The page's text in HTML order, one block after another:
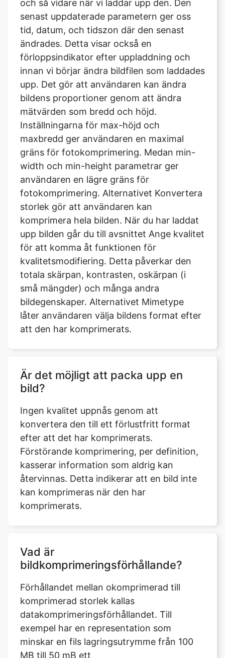
ändrades. Detta visar också en
förloppsindikator efter uppladdning och
innan vi börjar ändra bildfilen som laddades
upp. Det gör att användaren kan ändra
bildens proportioner genom att ändra
mätvärden som bredd och höjd.
Inställningarna för max-höjd och
maxbredd ger användaren en maximal
gräns för fotokomprimering. Medan min-
width och min-height parametrar ger
användaren en lägre gräns för
fotokomprimering. Alternativet Konvertera
storlek gör att användaren kan
komprimera hela bilden. När du har laddat
upp bilden går du till avsnittet Ange kvalitet
för att komma åt funktionen för
kvalitetsmodifiering. Detta påverkar den
totala skärpan, kontrasten, oskärpan (i
små mängder) och många andra
bildegenskaper. Alternativet Mimetype
låter användaren välja bildens format efter
att den har komprimerats.
Ingen kvalitet uppnås genom att
konvertera den till ett förlustfritt format
Förstörande komprimering, per definition,
kasserar information som aldrig kan
återvinnas. Detta indikerar att en bild inte
kan komprimeras när den har
komprimerats.
Förhållandet mellan okomprimerad till
komprimerad storlek kallas
exempel har en representation som
minskar en fils lagringsutrymme från 100
MB till 50 mB ett
komprimeringsförhållande på 100/50 = 2,
ofta noterat som ett explicit förhållande,